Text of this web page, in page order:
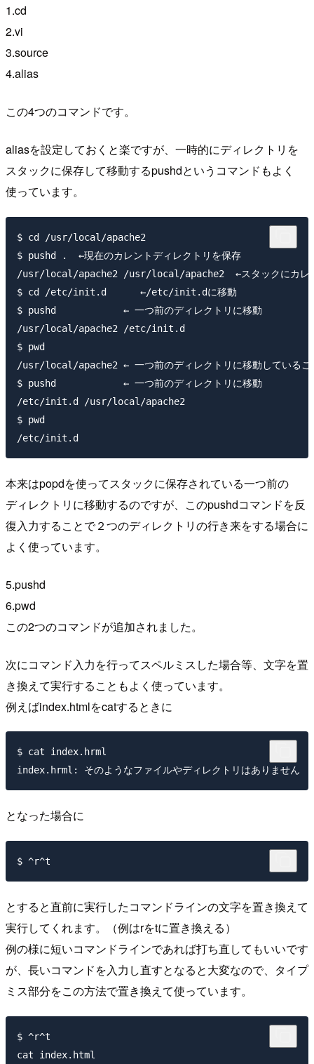
1.cd
2.vi
3.source
4.alias
この4つのコマンドです。
aliasを設定しておくと楽ですが、一時的にディレクトリを
スタックに保存して移動するpushdというコマンドもよく
使っています。
$ cd /usr/local/apache2
$ pushd .  ←現在のカレントディレクトリを保存
/usr/local/apache2 /usr/local/apache2  ←スタックにカレン
$ cd /etc/init.d      ←/etc/init.dに移動
$ pushd            ← 一つ前のディレクトリに移動
/usr/local/apache2 /etc/init.d
$ pwd
/usr/local/apache2 ← 一つ前のディレクトリに移動しているこ
$ pushd            ← 一つ前のディレクトリに移動
/etc/init.d /usr/local/apache2
$ pwd
本来はpopdを使ってスタックに保存されている一つ前の
ディレクトリに移動するのですが、このpushdコマンドを反
復入力することで２つのディレクトリの行き来をする場合に
よく使っています。
5.pushd
6.pwd
この2つのコマンドが追加されました。
次にコマンド入力を行ってスペルミスした場合等、文字を置
き換えて実行することもよく使っています。
例えばindex.htmlをcatするときに
$ cat index.hrml
となった場合に
とすると直前に実行したコマンドラインの文字を置き換えて
実行してくれます。（例はrをtに置き換える）
例の様に短いコマンドラインであれば打ち直してもいいです
が、長いコマンドを入力し直すとなると大変なので、タイプ
ミス部分をこの方法で置き換えて使っています。
$ ^r^t
cat index.html